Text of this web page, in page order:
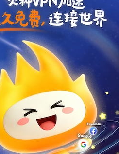
支持[0] 反对
支持
支持 反对